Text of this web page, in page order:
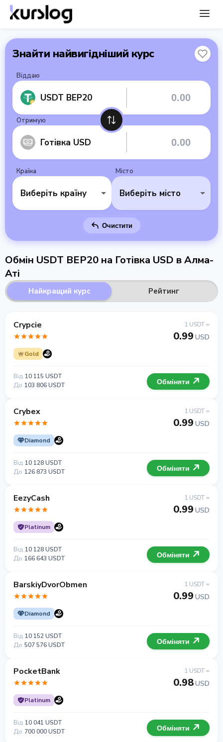
Знайти найвигідніший курс
Віддаю
USDT BEP20
Отримую
Готівка USD
Країна
Виберіть країну
Місто
Виберіть місто
Очистити
Обмін USDT BEP20 на Готівка USD в Алма-
Аті
Найкращий курс Рейтинг
Crypcie
Gold
1 USDT =
0.99 USD
Від 10 115 USDT
До 103 806 USDT Обміняти
Crybex
Diamond
1 USDT =
0.99 USD
Від 10 128 USDT
До 126 873 USDT Обміняти
EezyCash
Platinum
1 USDT =
0.99 USD
Від 10 128 USDT
До 166 643 USDT Обміняти
BarskiyDvorObmen
Diamond
1 USDT =
0.99 USD
Від 10 152 USDT
До 507 576 USDT Обміняти
PocketBank
Platinum
1 USDT =
0.98USD
Від 10 041 USDT
До 700 000 USDT Обміняти